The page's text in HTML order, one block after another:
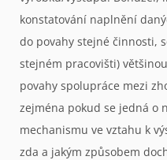
konstatování naplnění
do povahy stejné činnosti,
stejném pracovišti)
povahy spolupráce mezi
zejména pokud se jedná o
mechanismu ve vztahu k
zda a jakým způsobem